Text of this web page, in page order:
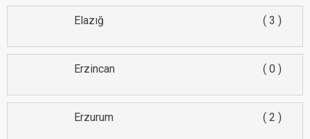
Elazığ 3
Erzincan 0
Erzurum 2